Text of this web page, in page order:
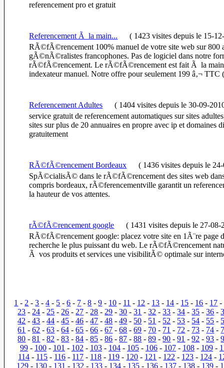
referencement pro et gratuit
Referencement Ã la main... ( 1423 visitesdepuis le 15-
RÃ©fÃ©rencement 100% manuel de votre site web sur 800
gÃ©nÃ©ralistes francophones. Pas de logiciel dans notre
rÃ©fÃ©rencement. Le rÃ©fÃ©rencement est fait Ã la
indexateur manuel. Notre offre pour seulement 199 â‚¬ TTC
Referencement Adultes ( 1404 visitesdepuis le 30-09-
service gratuit de referencement automatiques sur sites
sites sur plus de 20 annuaires en propre avec ip et domaines
gratuitement
RÃ©fÃ©rencement Bordeaux ( 1436 visitesdepuis le
SpÃ©cialisÃ© dans le rÃ©fÃ©rencement des sites web
compris bordeaux, rÃ©ferencementville garantit un
la hauteur de vos attentes.
rÃ©fÃ©rencement google ( 1431 visitesdepuis le 27-08-
RÃ©fÃ©rencement google: placez votre site en 1Ã¨re page
recherche le plus puissant du web. Le rÃ©fÃ©rencement
Ã vos produits et services une visibilitÃ© optimale sur
1 -2 -3 -4 - 5 -6 - 7 -8 -9 - 10 - 11 - 12 - 13 - 14 - 15 - 16 - 17 -
23 -24 -25 -26 -27 -28 -29 -30 -31 -32 -33 -34 -35 -36 -
42 -43 -44 -45 -46 -47 -48 -49 - 50 - 51 - 52 - 53 - 54 - 55 -
61 -62 -63 -64 -65 -66 -67 -68 -69 - 70 - 71 - 72 - 73 - 74 -
80 -81 -82 -83 -84 -85 -86 -87 -88 -89 -90 -91 -92 -93 -
99 - 100 - 101 - 102 - 103 - 104 - 105 - 106 - 107 - 108 - 109 -
114 - 115 - 116 - 117 - 118 - 119 - 120 - 121 - 122 - 123 - 124 -
129 - 130 - 131 - 132 - 133 - 134 - 135 - 136 - 137 - 138 - 139 -